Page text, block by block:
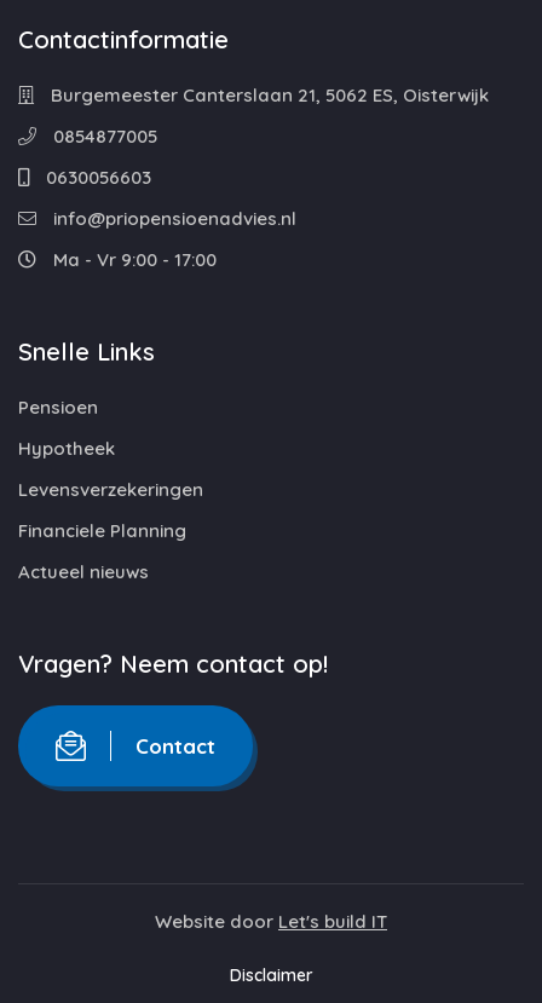
Contactinformatie
Burgemeester Canterslaan 21, 5062 ES, Oisterwijk
0854877005
0630056603
info@priopensioenadvies.nl
Ma - Vr 9:00 - 17:00
Snelle Links
Pensioen
Hypotheek
Levensverzekeringen
Financiele Planning
Actueel nieuws
Vragen? Neem contact op!
Contact
Website door Let's build IT
Disclaimer